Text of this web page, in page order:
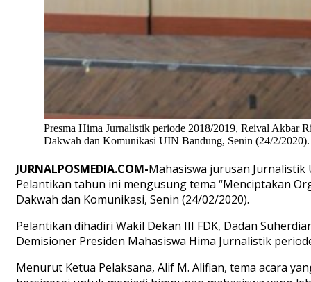
Presma Hima Jurnalistik periode 2018/2019, Reival Akbar
Dakwah dan Komunikasi UIN Bandung, Senin (24/2/2020).
JURNALPOSMEDIA.COM-Mahasiswa jurusan Jurnalistik
Pelantikan tahun ini mengusung tema “Menciptakan
Dakwah dan Komunikasi, Senin (24/02/2020).
Pelantikan dihadiri Wakil Dekan III FDK, Dadan
Demisioner Presiden Mahasiswa Hima Jurnalistik
Menurut Ketua Pelaksana, Alif M. Alifian, tema acara